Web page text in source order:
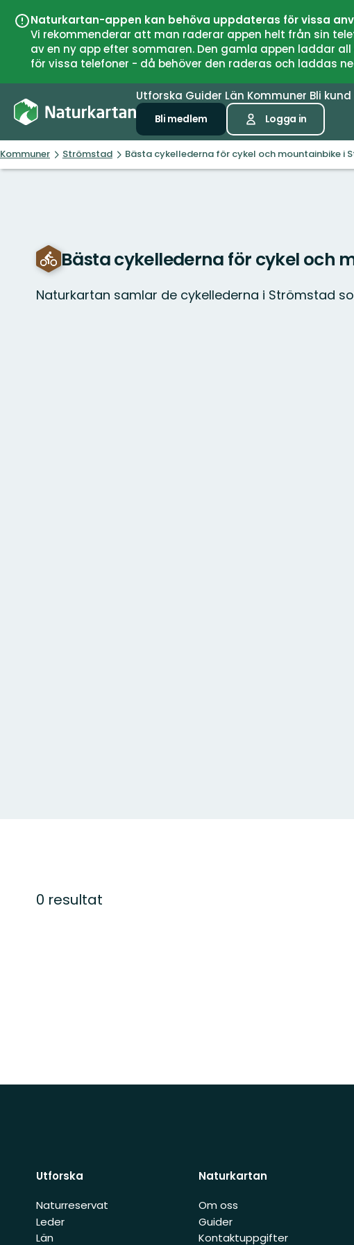
Naturkartan-appen kan behöva uppdateras för vissa
Vi rekommenderar att man raderar appen helt från sin
av en ny app efter sommaren. Den gamla appen laddar
för vissa telefoner - då behöver den raderas och laddas
Utforska Guider Län Kommuner Bli kund
Bli medlem Logga in
Kommuner Strömstad Bästa cykellederna för cykel och mountainbike i
Bästa cykellederna för cykel och
Naturkartan samlar de cykellederna i Strömstad
0 resultat
Utforska
Naturreservat
Leder
Län
Naturkartan
Om oss
Guider
Kontaktuppgifter